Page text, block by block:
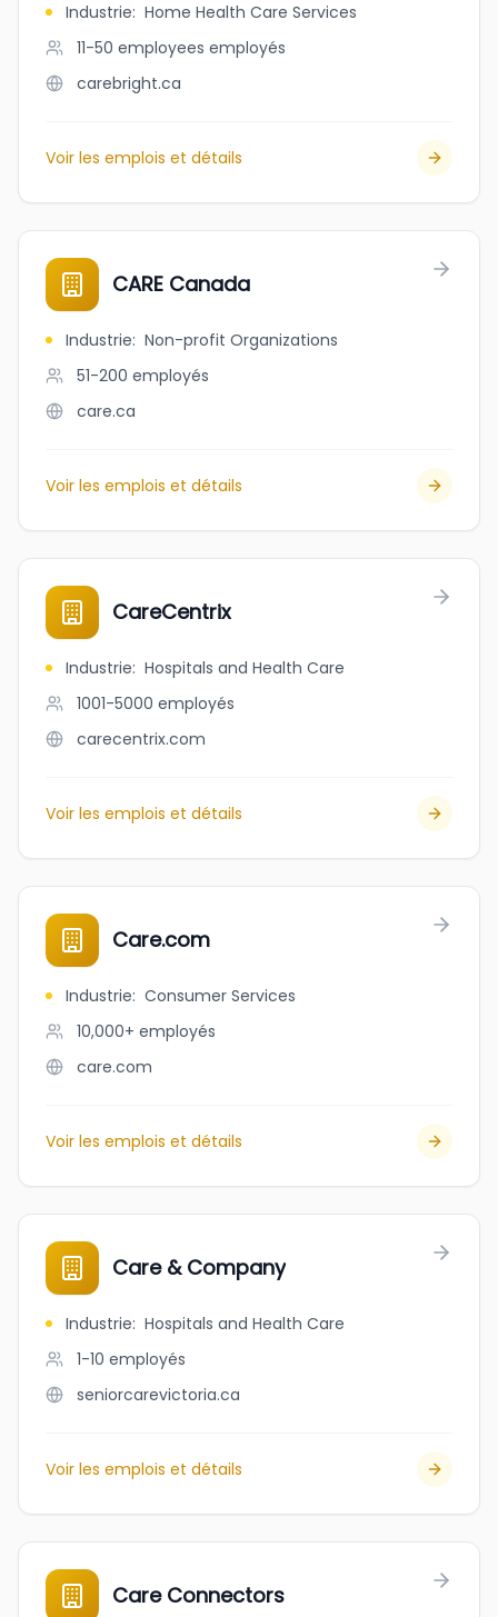
Industrie: Home Health Care Services
11-50 employees employés
carebright.ca
Voir les emplois et détails
CARE Canada
Industrie: Non-profit Organizations
51-200 employés
care.ca
Voir les emplois et détails
CareCentrix
Industrie: Hospitals and Health Care
1001-5000 employés
carecentrix.com
Voir les emplois et détails
Care.com
Industrie: Consumer Services
10,000+ employés
care.com
Voir les emplois et détails
Care & Company
Industrie: Hospitals and Health Care
1-10 employés
seniorcarevictoria.ca
Voir les emplois et détails
Care Connectors